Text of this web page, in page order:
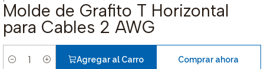
Molde de Grafito T Horizontal
para Cables 2 AWG
Cantidad
Agregar al Carro Comprar ahora